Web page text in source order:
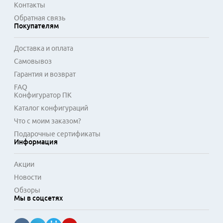
офисных помещений и небольших коммерческих
объектов, где необходима автономная и отказоустойчивая
система мониторинга.
Контакты
Обратная связь
Покупателям
Доставка и оплата
Самовывоз
Гарантия и возврат
FAQ
Конфигуратор ПК
Каталог конфигураций
Что с моим заказом?
Подарочные сертификаты
Информация
Акции
Новости
Обзоры
Мы в соцсетях